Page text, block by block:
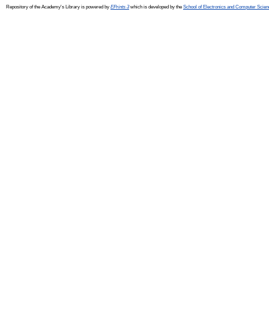
Repository of the Academy's Library is powered by EPrints 3which is developed by the School of Electronics and Computer